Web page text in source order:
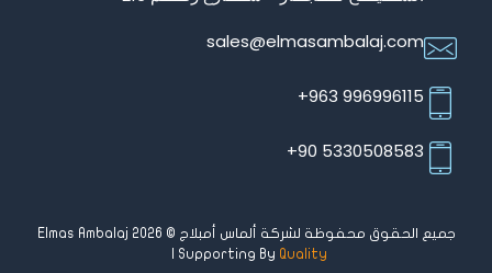
sales@elmasambalaj.com
996996115 963+
5330508583 90+
جميع الحقوق محفوظة لشركة ألماس أمبلاج © Elmas Ambalaj 2026
| Supporting By Quality